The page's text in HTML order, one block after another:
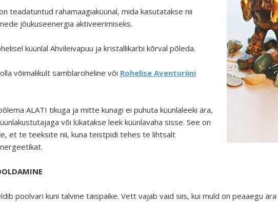
teadatuntud rahamaagiaküünal, mida kasutatakse nii
jõukuseenergia aktiveerimiseks.
küünlal Ahvileivapuu ja kristallikarbi kõrval põleda.
võimalikult samblaroheline või Rohelise Aventuriini
ALATI tikuga ja mitte kunagi ei puhuta küünlaleeki ära,
või lükatakse leek küünlavaha sisse. See on
et te teeksite nii, kuna teistpidi tehes te lihtsalt
poolvari kuni talvine täispäike. Vett vajab vaid siis, kui muld on peaaegu